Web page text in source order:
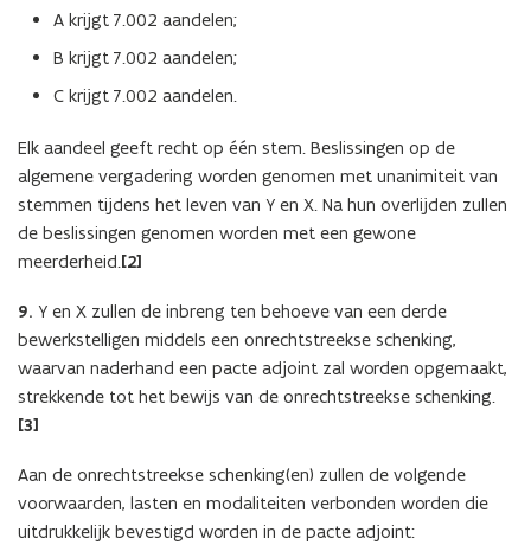
A krijgt 7.002 aandelen;
B krijgt 7.002 aandelen;
C krijgt 7.002 aandelen.
Elk aandeel geeft recht op één stem. Beslissingen op de
algemene vergadering worden genomen met unanimiteit van
stemmen tijdens het leven van Y en X. Na hun overlijden zullen
de beslissingen genomen worden met een gewone
meerderheid.[2]
9. Y en X zullen de inbreng ten behoeve van een derde
bewerkstelligen middels een onrechtstreekse schenking,
waarvan naderhand een pacte adjoint zal worden opgemaakt,
strekkende tot het bewijs van de onrechtstreekse schenking.
[3]
Aan de onrechtstreekse schenking(en) zullen de volgende
voorwaarden, lasten en modaliteiten verbonden worden die
uitdrukkelijk bevestigd worden in de pacte adjoint: